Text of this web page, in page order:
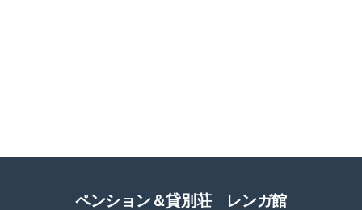
ペンション＆貸別荘 レンガ館